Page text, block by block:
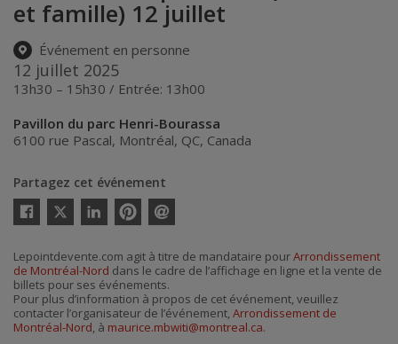
et famille) 12 juillet
Événement en personne
12 juillet 2025
13h30 – 15h30 / Entrée: 13h00
Pavillon du parc Henri-Bourassa
6100 rue Pascal, Montréal, QC, Canada
Partagez cet événement
Twitter
courriel
Lepointdevente.com agit à titre de mandataire pourArrondissement
de Montréal-Nord dans le cadre de l’affichage en ligne et la vente de
billets pour ses événements.
Pour plus d’information à propos de cet événement, veuillez
contacter l’organisateur de l’événement, Arrondissement de
Montréal-Nord, à maurice.mbwiti@montreal.ca.